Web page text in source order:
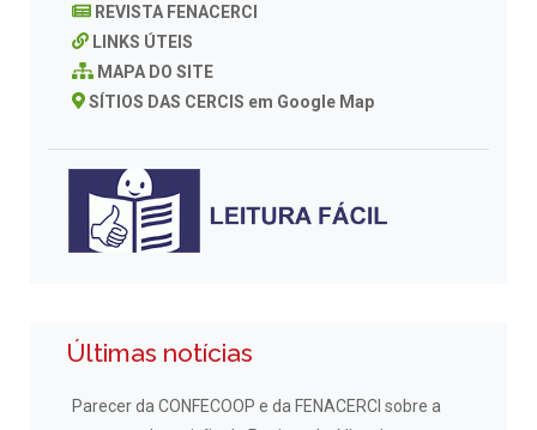
REVISTA FENACERCI
LINKS ÚTEIS
MAPA DO SITE
SÍTIOS DAS CERCIS em Google Map
Últimas notícias
Parecer da CONFECOOP e da FENACERCI sobre a